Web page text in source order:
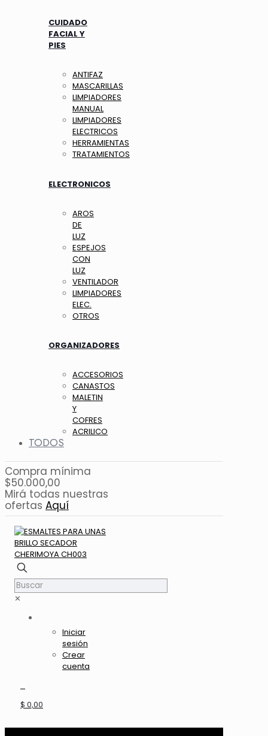
CUIDADO
FACIAL Y
PIES
ANTIFAZ
MASCARILLAS
LIMPIADORES
MANUAL
LIMPIADORES
ELECTRICOS
HERRAMIENTAS
TRATAMIENTOS
ELECTRONICOS
AROS
DE
LUZ
ESPEJOS
CON
LUZ
VENTILADOR
LIMPIADORES
ELEC.
OTROS
ORGANIZADORES
ACCESORIOS
CANASTOS
MALETIN
Y
COFRES
ACRILICO
TODOS
Compra mínima
$50.000,00
Mirá todas nuestras
ofertas Aquí
✕
Iniciar
sesión
Crear
cuenta
$ 0,00